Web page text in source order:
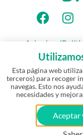
Aviso legal
Política de
Política de
© Bleta 2026 –
reservados |
proyecto de los
Financiado por el
de Industria,
Esta página web
terceros) para recoger
navegas. Esto nos
necesidades y
Aceptar